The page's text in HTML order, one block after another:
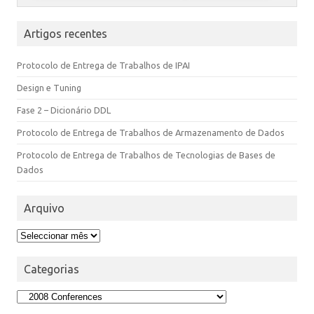
Artigos recentes
Protocolo de Entrega de Trabalhos de IPAI
Design e Tuning
Fase 2 – Dicionário DDL
Protocolo de Entrega de Trabalhos de Armazenamento de Dados
Protocolo de Entrega de Trabalhos de Tecnologias de Bases de
Dados
Arquivo
Categorias